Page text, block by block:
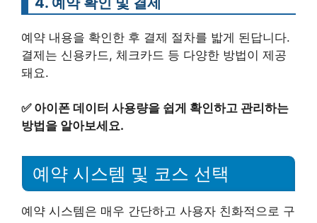
예약 내용을 확인한 후 결제 절차를 밟게 된답니다.
결제는 신용카드, 체크카드 등 다양한 방법이 제공
돼요.
✅ 아이폰 데이터 사용량을 쉽게 확인하고 관리하는
방법을 알아보세요.
예약 시스템 및 코스 선택
예약 시스템은 매우 간단하고 사용자 친화적으로 구